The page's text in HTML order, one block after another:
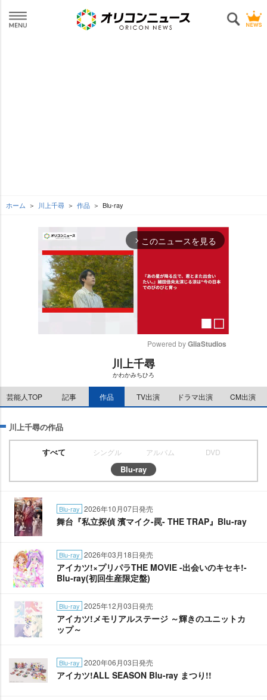
ホーム 川上千尋 作品 Blu-ray
arrow_forward_ios このニュースを見る
e
Powered by GliaStudios
川上千尋
かわかみちひろ
芸能人TOP 記事 作品 TV出演 ドラマ出演 CM出演
川上千尋の作品
すべて シングル アルバム DVD
Blu-ray
Blu-ray 2026年10月07日発売
舞台『私立探偵 濱マイク-罠- THE TRAP』Blu-ray
Blu-ray 2026年03月18日発売
アイカツ!×プリパラTHE MOVIE -出会いのキセキ!-
Blu-ray(初回生産限定盤)
Blu-ray 2025年12月03日発売
アイカツ!メモリアルステージ ～輝きのユニットカ
ップ～
Blu-ray 2020年06月03日発売
アイカツ!ALL SEASON Blu-ray まつり!!